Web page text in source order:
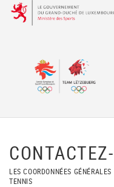
LES COORDONNÉES
TENNIS